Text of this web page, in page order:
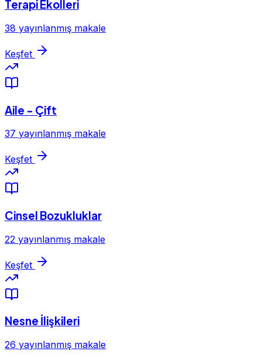
Terapi Ekolleri
38 yayınlanmış makale
Keşfet
Aile - Çift
37 yayınlanmış makale
Keşfet
Cinsel Bozukluklar
22 yayınlanmış makale
Keşfet
Nesne İlişkileri
26 yayınlanmış makale